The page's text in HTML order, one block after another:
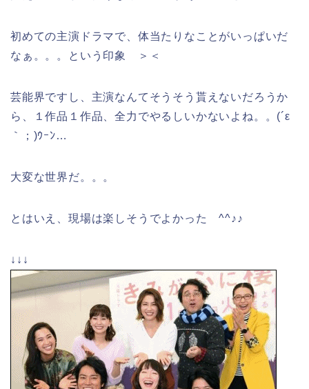
初めての主演ドラマで、体当たりなことがいっぱいだ
なぁ。。。という印象 ＞＜
芸能界ですし、主演なんてそうそう貰えないだろうか
ら、１作品１作品、全力でやるしいかないよね。。(´ε
｀；)ｳｰﾝ…
大変な世界だ。。。
とはいえ、現場は楽しそうでよかった ^^♪♪
↓↓↓